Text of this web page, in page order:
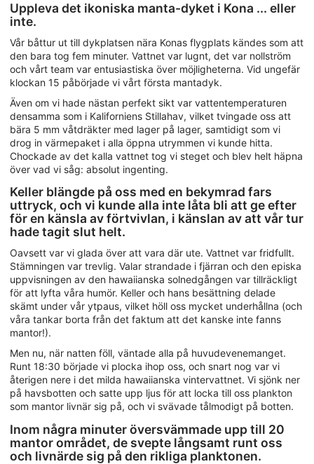
Uppleva det ikoniska manta-dyket i Kona ... eller
inte.
Vår båttur ut till dykplatsen nära Konas flygplats kändes som att
den bara tog fem minuter. Vattnet var lugnt, det var nollström
och vårt team var entusiastiska över möjligheterna. Vid ungefär
klockan 15 påbörjade vi vårt första mantadyk.
Även om vi hade nästan perfekt sikt var vattentemperaturen
densamma som i Kaliforniens Stillahav, vilket tvingade oss att
bära 5 mm våtdräkter med lager på lager, samtidigt som vi
drog in värmepaket i alla öppna utrymmen vi kunde hitta.
Chockade av det kalla vattnet tog vi steget och blev helt häpna
över vad vi såg: absolut ingenting.
Keller blängde på oss med en bekymrad fars
uttryck, och vi kunde alla inte låta bli att ge efter
för en känsla av förtvivlan, i känslan av att vår tur
hade tagit slut helt.
Oavsett var vi glada över att vara där ute. Vattnet var fridfullt.
Stämningen var trevlig. Valar strandade i fjärran och den episka
uppvisningen av den hawaiianska solnedgången var tillräckligt
för att lyfta våra humör. Keller och hans besättning delade
skämt under vår ytpaus, vilket höll oss mycket underhållna (och
våra tankar borta från det faktum att det kanske inte fanns
mantor!).
Men nu, när natten föll, väntade alla på huvudevenemanget.
Runt 18:30 började vi plocka ihop oss, och snart nog var vi
återigen nere i det milda hawaiianska vintervattnet. Vi sjönk ner
på havsbotten och satte upp ljus för att locka till oss plankton
som mantor livnär sig på, och vi svävade tålmodigt på botten.
Inom några minuter översvämmade upp till 20
mantor området, de svepte långsamt runt oss
och livnärde sig på den rikliga planktonen.